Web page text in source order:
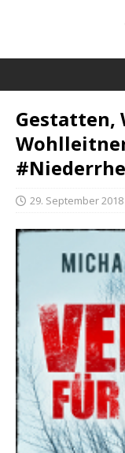
Gestatten,
29. September 2018